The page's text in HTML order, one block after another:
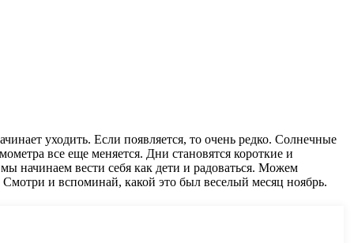
уходить. Если появляется, то очень редко. Солнечные
все еще меняется. Дни становятся короткие и
начинаем вести себя как дети и радоваться. Можем
Смотри и вспоминай, какой это был веселый месяц ноябрь.